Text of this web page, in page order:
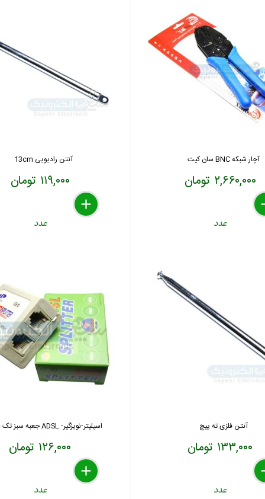
آچار شبکه BNC سان کیت
۲,۶۶۰,۰۰۰ تومان
عدد
آنتن رادیویی 13cm
۱۱۹,۰۰۰ تومان
delete
remove
add
عدد
آنتن فلزی ته پیچ
۱۳۳,۰۰۰ تومان
عدد
اسپلیتر-نویزگیر- ADSL جعبه سبز تک بوبین
۱۲۶,۰۰۰ تومان
delete
remove
add
عدد